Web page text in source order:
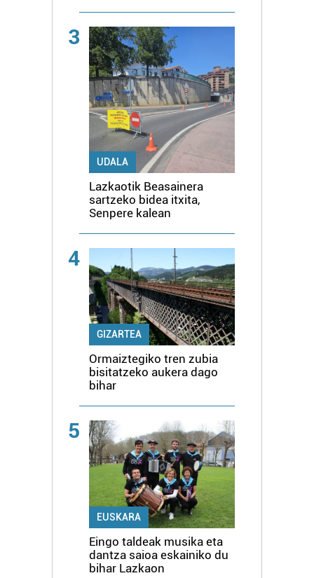
3
UDALA
Lazkaotik Beasainera
sartzeko bidea itxita,
Senpere kalean
4
GIZARTEA
Ormaiztegiko tren zubia
bisitatzeko aukera dago
bihar
5
EUSKARA
Eingo taldeak musika eta
dantza saioa eskainiko du
bihar Lazkaon